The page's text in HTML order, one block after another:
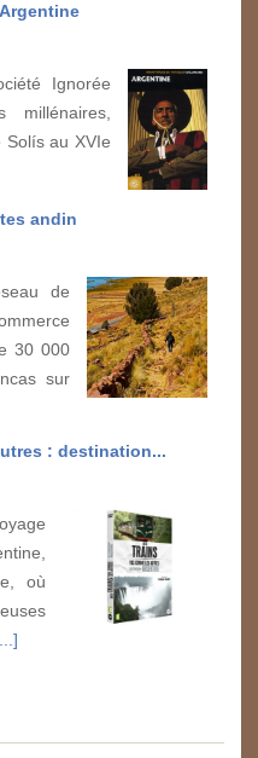
Ignorée
au XVIe
andin
de
30 000
sur
: destination...
où